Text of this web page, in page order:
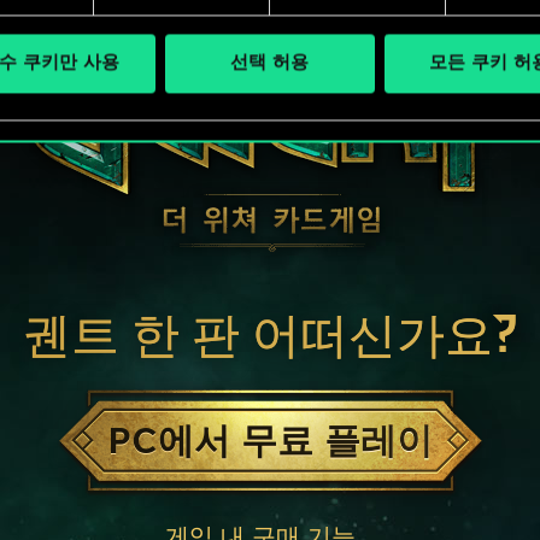
쿠키만 사용 선택 허용 모든 쿠키 허
궨트 한 판 어떠신가요?
PC에서 무료 플레이